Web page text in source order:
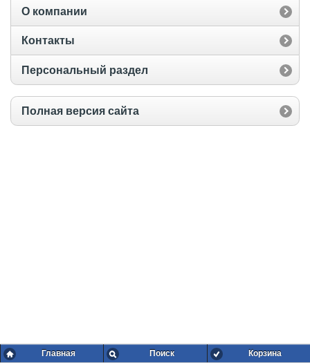
О компании
Контакты
Персональный раздел
Полная версия сайта
Главная Поиск Корзина